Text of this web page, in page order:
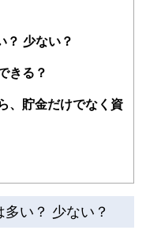
精力的に活動中。広範な知
？ 少ない？
きる？
、貯金だけでなく資
い？ 少ない？